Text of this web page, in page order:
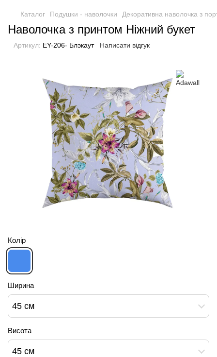
Каталог Подушки - наволочки Декоративна наволочка з
Наволочка з принтом Ніжний букет
Артикул: EY-206- Блэкаут Написати відгук
Колір
Ширина
45 см
Висота
45 см